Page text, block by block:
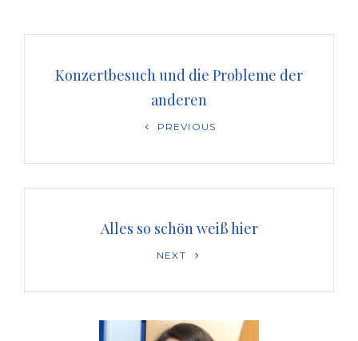
Konzertbesuch und die Probleme der
anderen
PREVIOUS
Alles so schön weiß hier
NEXT